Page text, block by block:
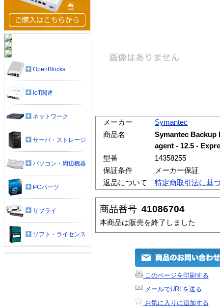
メーカー
Symantec
商品名
Symantec Backup
agent - 12.5 -
型番
14358255
保証条件
メーカー保証
返品について
特定商取引法に基
商品番号 41086704
本商品は販売を終了しました
このページを印刷する
メールでURLを送る
お気に入りに追加する
OpenBlocks
IoT関連
ネットワーク
サーバ・ストレージ
パソコン・周辺機器
PCパーツ
サプライ
ソフト・ライセンス